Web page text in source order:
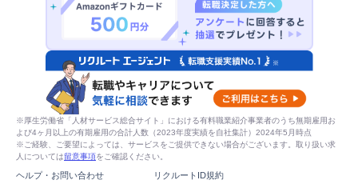
※厚生労働省「人材サービス総合サイト」における有料職業紹介事業者のうち無期雇用お
よび4ヶ月以上の有期雇用の合計人数（2023年度実績を自社集計）2024年5月時点
※ご経験、ご要望によっては、サービスをご提供できない場合がございます。取り扱い求
人については留意事項をご確認ください。
ヘルプ・お問い合わせ
リクルートID規約